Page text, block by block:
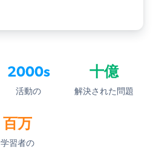
2000s
活動の
十億
解決された問題
百万
学習者の